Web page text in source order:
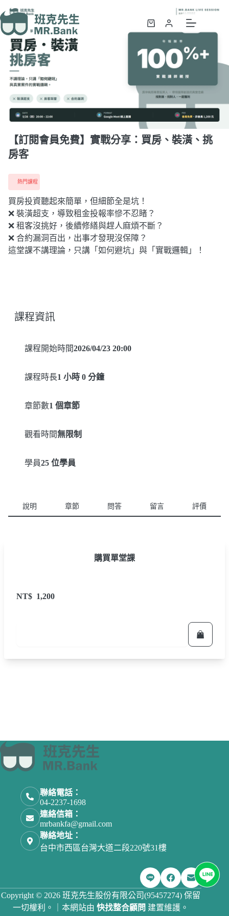
NT$ 1,200
加入購物車
【訂閱會員免費】實戰分享：買房、裝潢、挑
房客
熱門課程
買房投資聽起來簡單，但細節全是坑！
❌ 裝潢超支，導致租金投報率慘不忍睹？
❌ 租客沒挑好，後續修繕與趕人麻煩不斷？
❌ 合約漏洞百出，出事才發現沒保障？
這堂課不講理論，只講「如何避坑」與「實戰邏輯」！
課程資訊
課程開始時間2026/04/23 20:00
課程時長1 小時 0 分鐘
章節數1 個章節
觀看時間無限制
學員25 位學員
說明 章節 問答 留言 評價
購買單堂課
NT$ 1,200
取消 確認購買
聯絡電話：
04-2237-1698
連絡信箱：
mrbankfa@gmail.com
聯絡地址：
台中市西區台灣大道二段220號31樓
Copyright © 2026 班克先生股份有限公司(95457274) 保留
一切權利。｜本網站由快找整合顧問 建置維護。